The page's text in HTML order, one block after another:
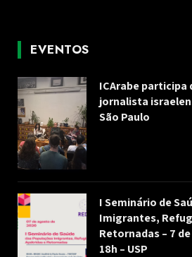
EVENTOS
ICArabe participa
jornalista
São Paulo
I Seminário de
Imigrantes,
Retornadas – 7
18h – USP